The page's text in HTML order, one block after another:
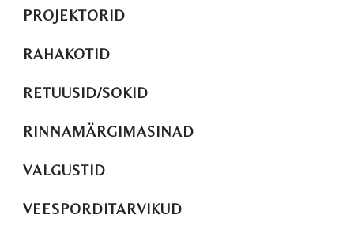
PROJEKTORID
RAHAKOTID
RETUUSID/SOKID
RINNAMÄRGIMASINAD
VALGUSTID
VEESPORDITARVIKUD